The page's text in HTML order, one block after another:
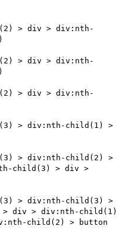
> div > div:nth-
> div > div:nth-
> div > div:nth-
> div:nth-child(1) >
> div:nth-child(2) >
child(3) > div >
> div:nth-child(3) >
div > div:nth-child(1)
child(2) > button